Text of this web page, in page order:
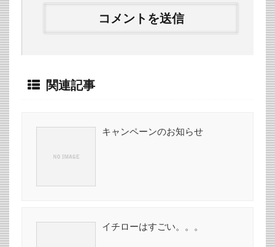
関連記事
キャンペーンのお知らせ
イチローはすごい。。。